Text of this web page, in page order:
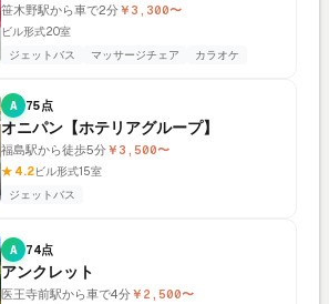
笹木野駅から車で2分￥3,300〜
ビル形式20室
ジェットバス
マッサージチェア カラオケ
A 75点
オニパン【ホテリアグループ】
福島駅から徒歩5分￥3,500〜
★ 4.2ビル形式15室
ジェットバス
A 74点
アンクレット
医王寺前駅から車で4分￥2,500〜